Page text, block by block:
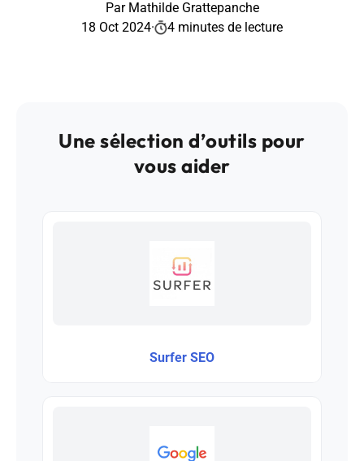
Par Mathilde Grattepanche
18 Oct 2024· 4 minutes de lecture
Une sélection d’outils pour
vous aider
Surfer SEO